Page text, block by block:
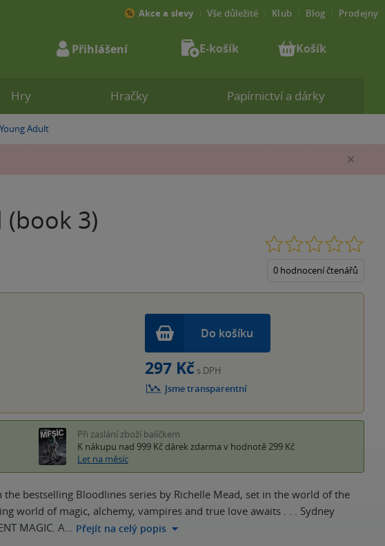
»
Young Adult
(book 3)
0 hodnocení čtenářů
Do košíku
297 Kč s DPH
Jsme transparentní
Při zaslání zboží balíčkem
K nákupu nad 999 Kč dárek zdarma v hodnotě 299 Kč
Let na měsíc
bestselling Bloodlines series by Richelle Mead, set in the world of the
world of magic, alchemy, vampires and true love awaits . . . Sydney
MAGIC. A… Přejít na celý popis
Hry Hračky Papírnictví a dárky
Akce a slevy Vše důležité Klub Blog Prodejny
Přihlášení E-košík Košík